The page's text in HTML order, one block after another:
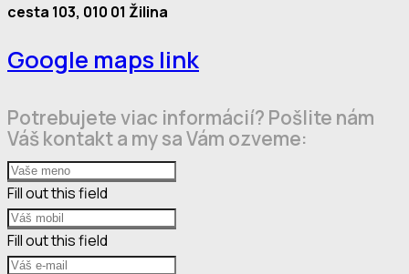
cesta 103, 010 01 Žilina
Google maps link
Potrebujete viac informácií? Pošlite nám
Váš kontakt a my sa Vám ozveme:
Fill out this field
Fill out this field